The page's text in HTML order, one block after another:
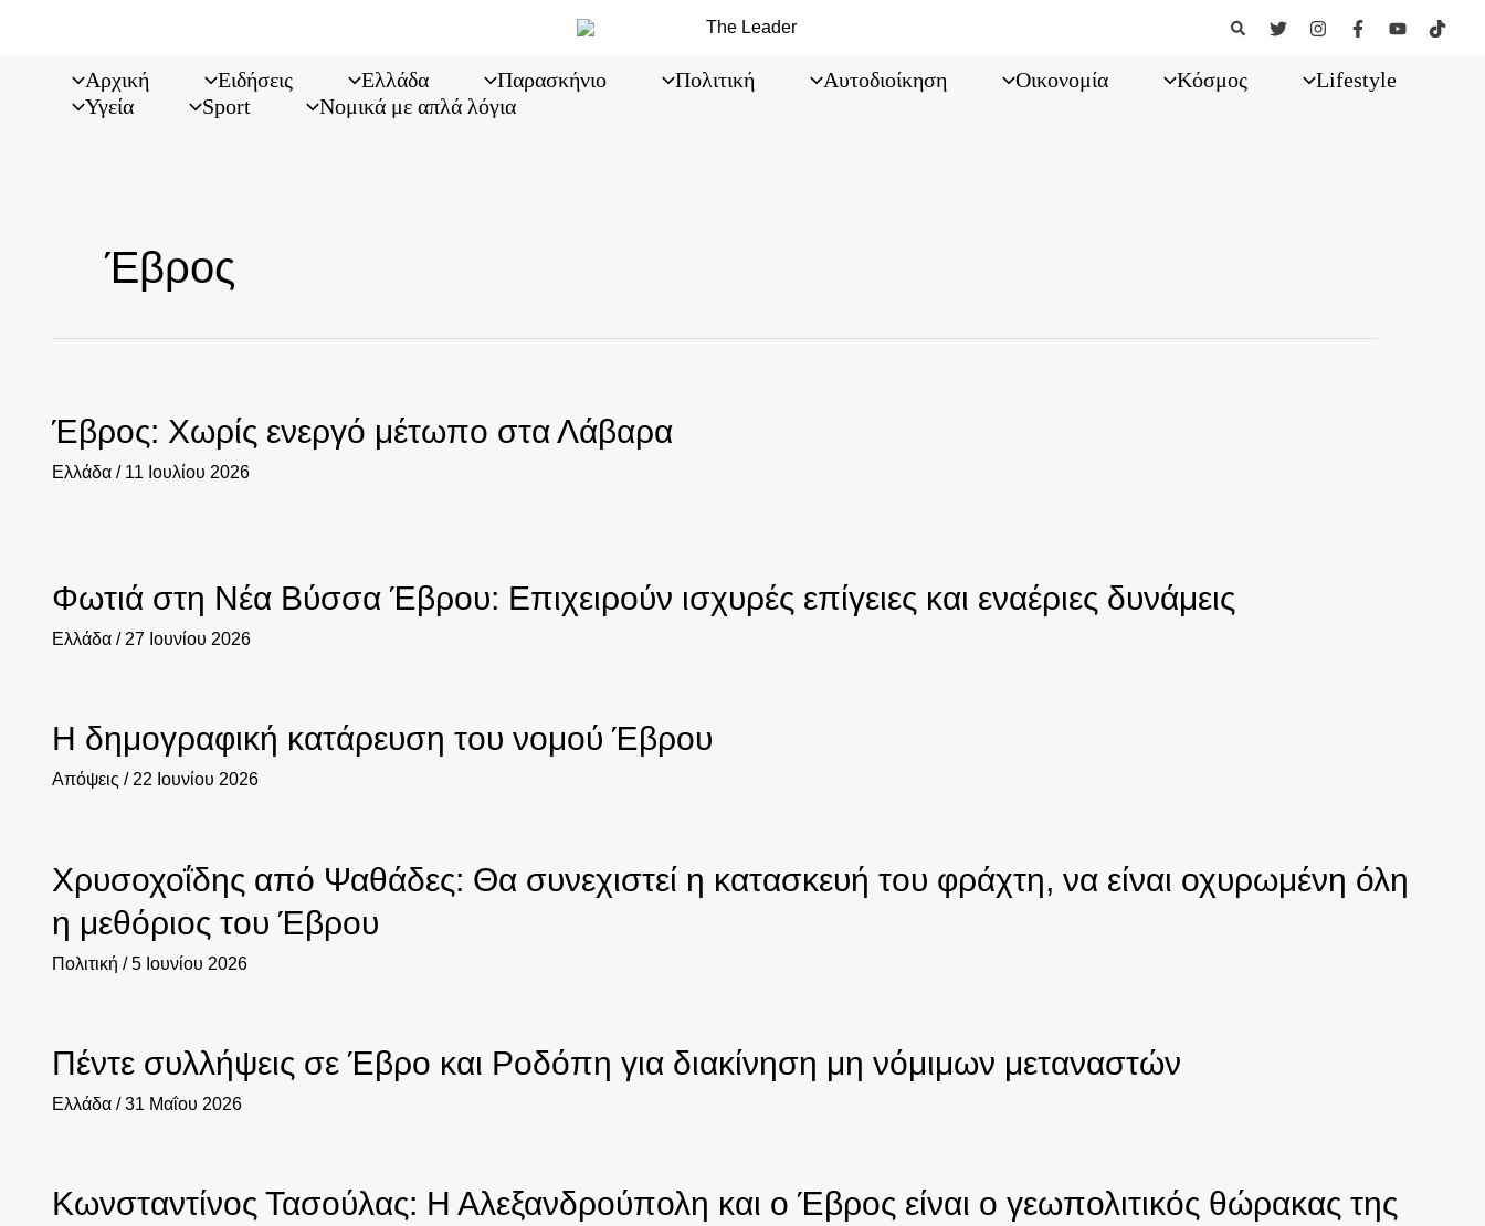
Αναζήτηση
Αρχική Ειδήσεις Ελλάδα Παρασκήνιο Πολιτική Αυτοδιοίκηση Οικονομία Κόσμος
Lifestyle
Υγεία
Sport Νομικά με απλά λόγια
Έβρος
Έβρος: Χωρίς ενεργό μέτωπο στα Λάβαρα
Ελλάδα / 11 Ιουλίου 2026
Φωτιά στη Νέα Βύσσα Έβρου: Επιχειρούν ισχυρές επίγειες και εναέριες δυνάμεις
Ελλάδα / 27 Ιουνίου 2026
Η δημογραφική κατάρευση του νομού Έβρου
Απόψεις / 22 Ιουνίου 2026
Χρυσοχοΐδης από Ψαθάδες: Θα συνεχιστεί η κατασκευή του φράχτη, να είναι οχυρωμένη όλη
η μεθόριος του Έβρου
Πολιτική /5 Ιουνίου 2026
Πέντε συλλήψεις σε Έβρο και Ροδόπη για διακίνηση μη νόμιμων μεταναστών
Ελλάδα /31 Μαΐου 2026
Κωνσταντίνος Τασούλας: Η Αλεξανδρούπολη και ο Έβρος είναι ο γεωπολιτικός θώρακας της